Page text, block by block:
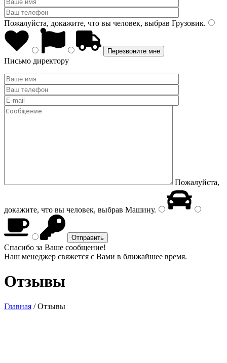
Пожалуйста, докажите, что вы человек, выбрав Грузовик.
Письмо директору
Пожалуйста,
докажите, что вы человек, выбрав Машину.
Спасибо за Ваше сообщение!
Наш менеджер свяжется с Вами в ближайшее время.
Отзывы
Главная /Отзывы